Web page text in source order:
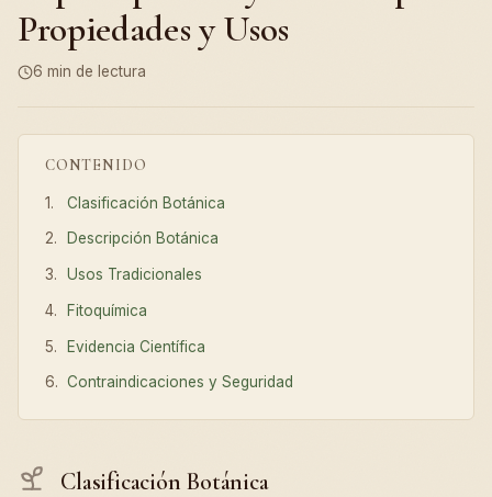
Propiedades y Usos
6 min de lectura
CONTENIDO
Clasificación Botánica
Descripción Botánica
Usos Tradicionales
Fitoquímica
Evidencia Científica
Contraindicaciones y Seguridad
Clasificación Botánica